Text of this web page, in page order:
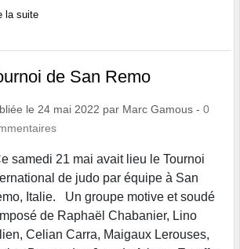
la suite
de San Remo
le 24 mai 2022 par Marc Gamous - 0
samedi 21 mai avait lieu le Tournoi
de judo par équipe à San
Italie. Un groupe motive et soudé
de Raphaël Chabanier, Lino
Celian Carra, Maigaux Lerouses,